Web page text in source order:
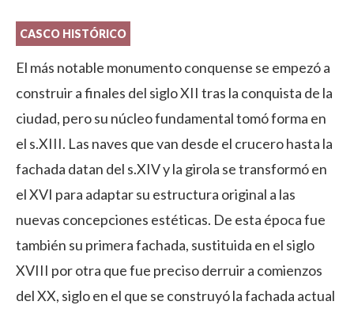
CASCO HISTÓRICO
El más notable monumento conquense se empezó a
construir a finales del siglo XII tras la conquista de la
ciudad, pero su núcleo fundamental tomó forma en
el s.XIII. Las naves que van desde el crucero hasta la
fachada datan del s.XIV y la girola se transformó en
el XVI para adaptar su estructura original a las
nuevas concepciones estéticas. De esta época fue
también su primera fachada, sustituida en el siglo
XVIII por otra que fue preciso derruir a comienzos
del XX, siglo en el que se construyó la fachada actual